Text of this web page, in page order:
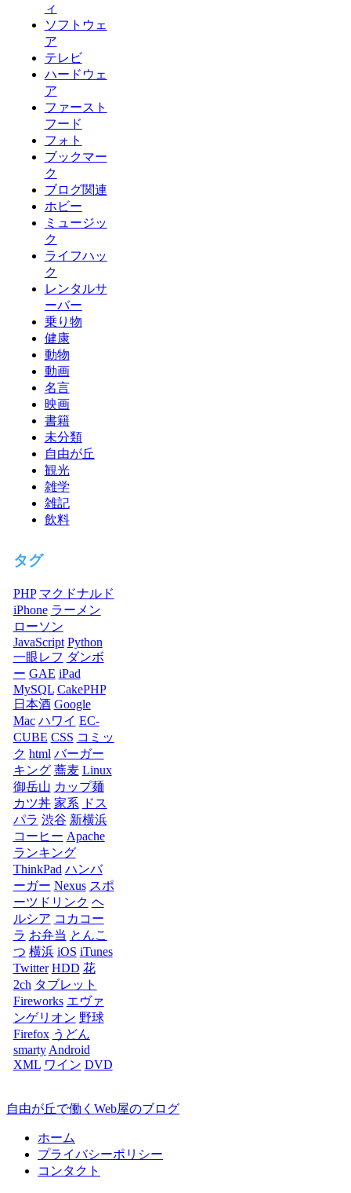
ィ
ソフトウェ
ア
テレビ
ハードウェ
ア
ファースト
フード
フォト
ブックマー
ク
ブログ関連
ホビー
ミュージッ
ク
ライフハッ
ク
レンタルサ
ーバー
乗り物
健康
動物
動画
名言
映画
書籍
未分類
自由が丘
観光
雑学
雑記
飲料
タグ
PHP マクドナルド
iPhone ラーメン
ローソン
JavaScript Python
一眼レフ ダンボ
ー GAE iPad
MySQL CakePHP
日本酒 Google
Mac ハワイ EC-
CUBE CSS コミッ
ク html バーガー
キング 蕎麦 Linux
御岳山 カップ麺
カツ丼 家系 ドス
パラ 渋谷 新横浜
コーヒー Apache
ランキング
ThinkPad ハンバ
ーガー Nexus スポ
ーツドリンク ヘ
ルシア コカコー
ラ お弁当 とんこ
つ 横浜 iOS iTunes
Twitter HDD 花
2ch タブレット
Fireworks エヴァ
ンゲリオン 野球
Firefox うどん
smarty Android
XML ワイン DVD
自由が丘で働くWeb屋のブログ
ホーム
プライバシーポリシー
コンタクト